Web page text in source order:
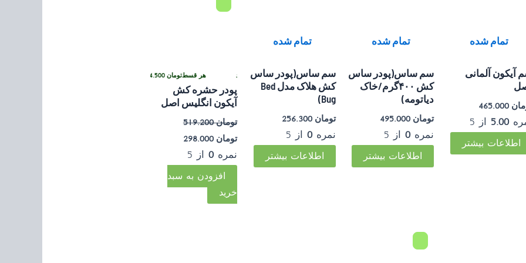
تمام شده
آیکون آلمانی
5.00 از 5
اطلاعات بیشتر
تمام شده
سم ساس(پودر ساس
کش ۴۰۰گرم/خاک
دیاتومه)
تومان
نمره0از 5
اطلاعات بیشتر
تمام شده
سم ساس(پودر ساس
کش هلاک مدل Bed
Bug)
تومان 256.300
نمره0 از 5
اطلاعات بیشتر
هر قسطتومان74.500 هر قسطتومان74.500 خرید قسطی با ترب‌پی بدون کارمزد قسطی با ترب‌پی بدون کارمزد
پودر حشره کش
آیکون انگلیس اصل
تومان519.200
بود.
تومان 298.000
نمره0 از 5
افزودن به سبد
خرید